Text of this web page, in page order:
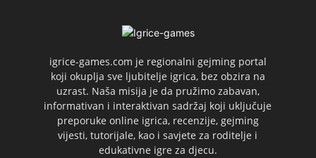
igrice-games.com je regionalni gejming portal
koji okuplja sve ljubitelje igrica, bez obzira na
uzrast. Naša misija je da pružimo zabavan,
informativan i interaktivan sadržaj koji uključuje
preporuke online igrica, recenzije, gejming
vijesti, tutorijale, kao i savjete za roditelje i
edukativne igre za djecu.